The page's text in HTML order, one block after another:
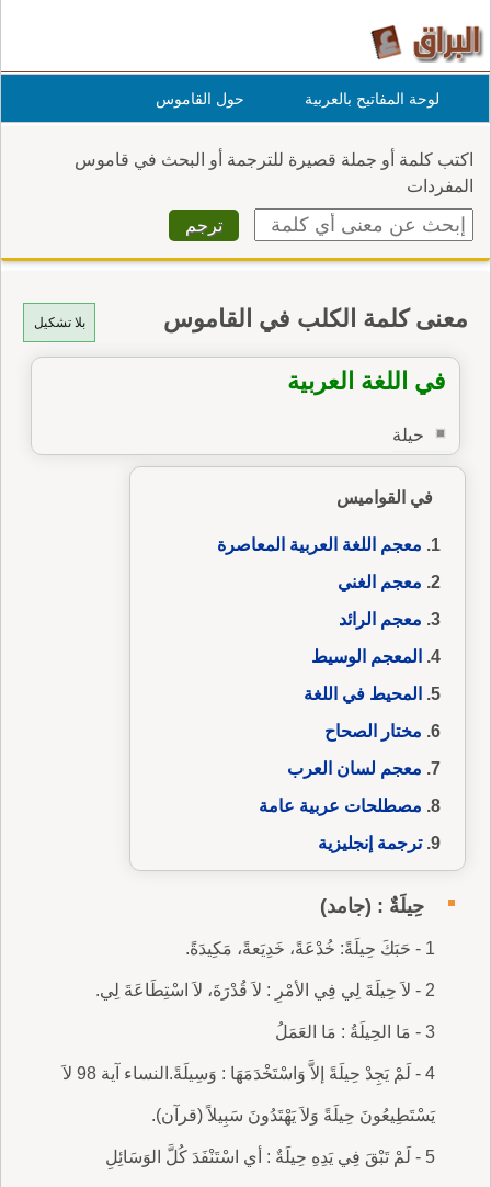
لوحة المفاتيح بالعربية حول القاموس
اكتب كلمة أو جملة قصيرة للترجمة أو البحث في قاموس
المفردات
بلا تشكيل معنى كلمة الكلب في القاموس
في اللغة العربية
حيلة
في القواميس
معجم اللغة العربية المعاصرة
معجم الغني
معجم الرائد
المعجم الوسيط
المحيط في اللغة
مختار الصحاح
معجم لسان العرب
مصطلحات عربية عامة
ترجمة إنجليزية
حِيلَةٌ : (جامد)
1 - حَبَكَ حِيلَةً: خُدْعَةً، خَدِيَعةً، مَكِيدَةً.
2 - لاَ حِيلَةَ لِي فِي الأمْرِ : لاَ قُدْرَةَ، لاَ اسْتِطَاعَةَ لِي.
3 - مَا الحِيلَةُ : مَا العَمَلُ
4 - لَمْ يَجِدْ حِيلَةً إلاَّ وَاسْتَخْدَمَهَا : وَسِيلَةً.النساء آية 98 لاَ
يَسْتَطِيعُونَ حِيلَةً وَلاَ يَهْتَدُونَ سَبِيلاً (قرآن).
5 - لَمْ تَبْقَ فِي يَدِهِ حِيلَةٌ : أي اسْتَنْفَدَ كُلَّ الوَسَائِلِ